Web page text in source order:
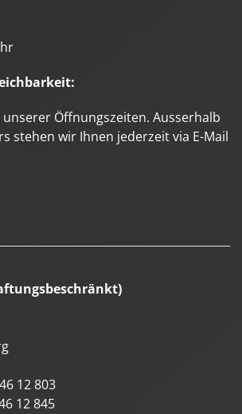
Öffnungszeiten. Ausserhalb
stehen wir Ihnen jederzeit via E-Mail
12 803
12 845